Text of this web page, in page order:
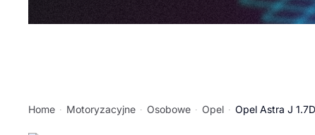
Home Motoryzacyjne Osobowe Opel Opel Astra J